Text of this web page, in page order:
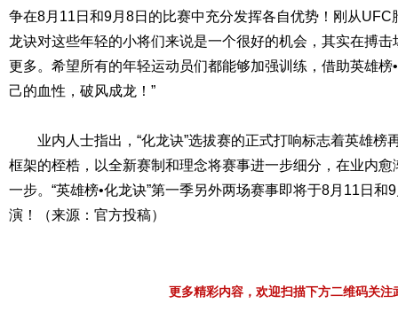
争在8月11日和9月8日的比赛中充分发挥各自优势！刚从UFC
龙诀对这些年轻的小将们来说是一个很好的机会，其实在搏
更多。希望所有的年轻运动员们都能够加强训练，借助英雄榜
己的血性，破风成龙！”
业内人士指出，“化龙诀”选拔赛的正式打响标志着英雄榜
框架的桎梏，以全新赛制和理念将赛事进一步细分，在业内愈
一步。“英雄榜•化龙诀”第一季另外两场赛事即将于8月11日
演！（来源：官方投稿）
更多精彩内容，欢迎扫描下方二维码关注